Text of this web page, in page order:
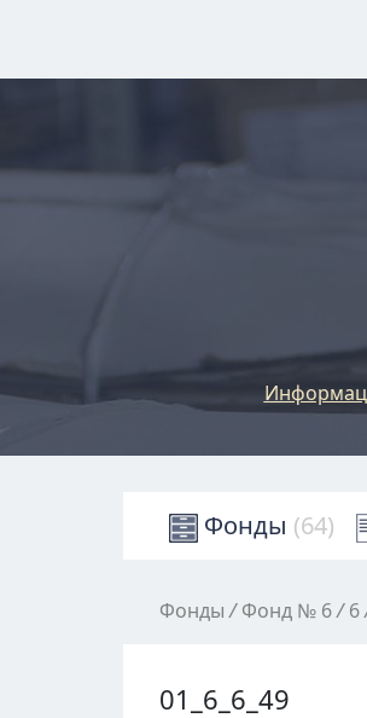
Фонды (64)
Фонды / Фонд № 6/ 6
01_6_6_49